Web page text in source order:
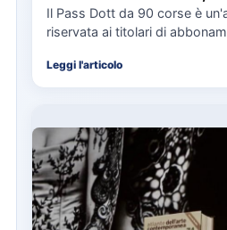
cosa spetta in caso di
Il Pass Dott da 90 corse è
riservata ai titolari di
Leggi l'articolo